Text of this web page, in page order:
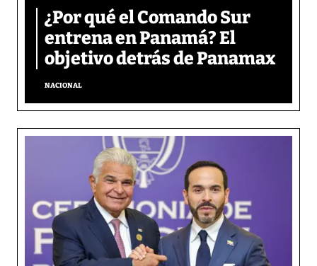
¿Por qué el Comando Sur
entrena en Panamá? El
objetivo detrás de Panamax
NACIONAL